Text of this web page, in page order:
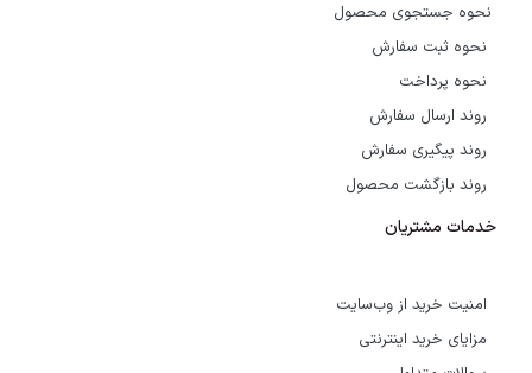
نحوه جستجوی محصول
نحوه ثبت سفارش
نحوه پرداخت
روند ارسال سفارش
روند پیگیری سفارش
روند بازگشت محصول
خدمات مشتریان
امنیت خرید از وب‌سایت
مزایای خرید اینترنتی